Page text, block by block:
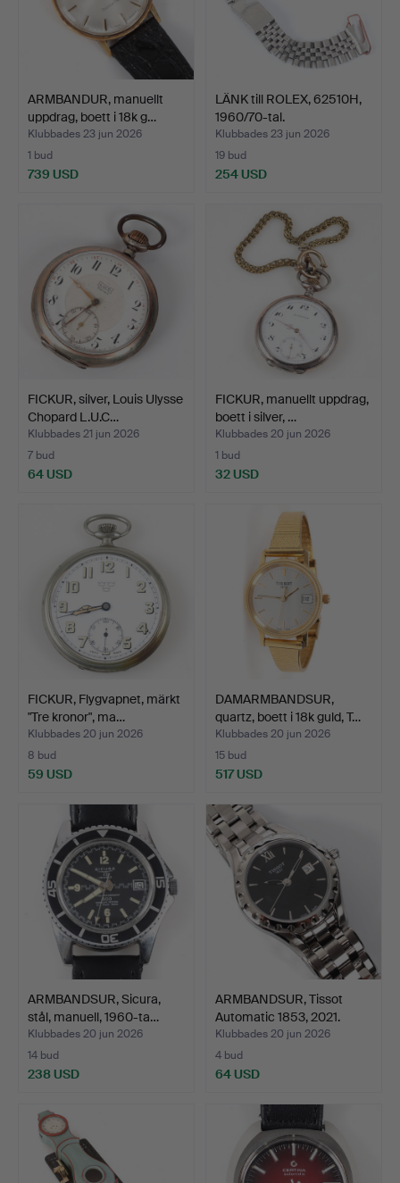
ARMBANDUR, manuellt
uppdrag, boett i 18k g…
Klubbades 23 jun 2026
1 bud
739 USD
LÄNK till ROLEX, 62510H,
1960/70-tal.
Klubbades 23 jun 2026
19 bud
254 USD
FICKUR, silver, Louis Ulysse
Chopard L.U.C…
Klubbades 21 jun 2026
7 bud
64 USD
FICKUR, manuellt uppdrag,
boett i silver, …
Klubbades 20 jun 2026
1 bud
32 USD
FICKUR, Flygvapnet, märkt
"Tre kronor", ma…
Klubbades 20 jun 2026
8 bud
59 USD
DAMARMBANDSUR,
quartz, boett i 18k guld, T…
Klubbades 20 jun 2026
15 bud
517 USD
ARMBANDSUR, Sicura,
stål, manuell, 1960-ta…
Klubbades 20 jun 2026
14 bud
238 USD
ARMBANDSUR, Tissot
Automatic 1853, 2021.
Klubbades 20 jun 2026
4 bud
64 USD